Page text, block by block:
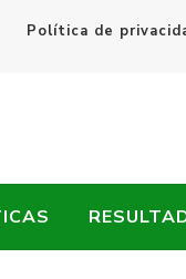
Política de